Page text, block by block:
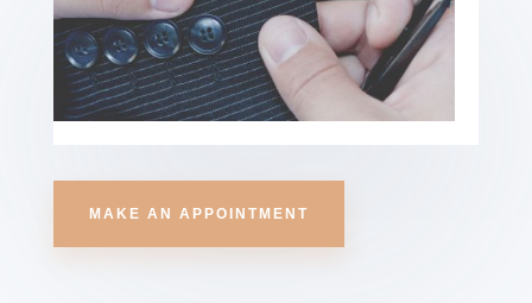
MAKE AN APPOINTMENT